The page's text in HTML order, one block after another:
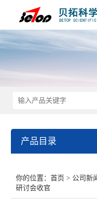
产品目录
纳米粒度仪
你的位置：首页 > 公司新
研讨会收官